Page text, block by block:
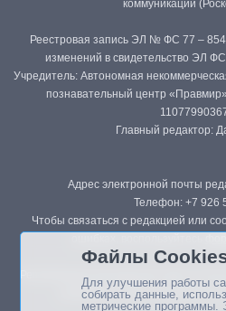
коммуникаций
Реестровая запись ЭЛ № ФС 77 –
изменений в свидетельство ЭЛ
Учредитель: Автономная
познавательный центр
Главный редактор:
Адрес электронной почты
Телефон: +7 926
Чтобы связаться с редакцией или
Републикация материалов сайта в
возможна только с
Файлы
Для улучшения работы
собирать данные,
метрические программы.